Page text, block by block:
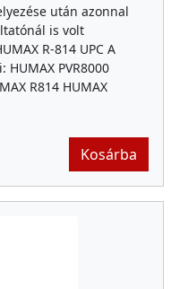
után azonnal
is volt
R-814 UPC A
PVR8000
R814 HUMAX
Kosárba